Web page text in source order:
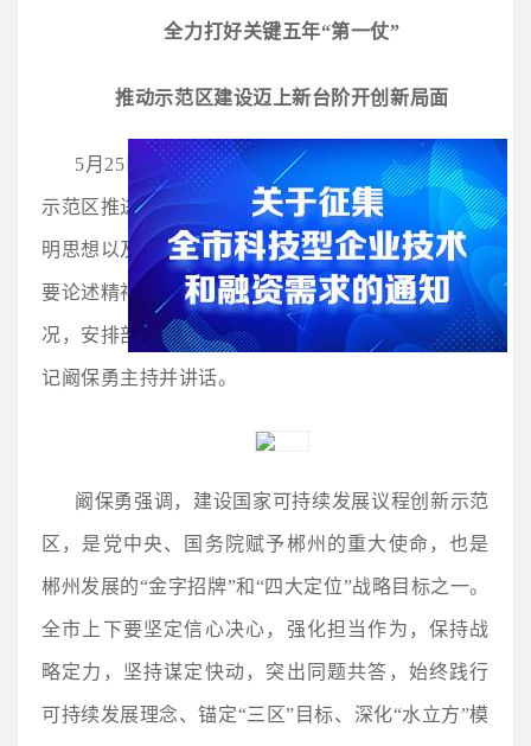
全力打好关键五年“第一仗”
推动示范区建设迈上新台阶开创新局面
5月25日，郴州市建设国家可持续发展议程创新
示范区推进大会召开，深入学习贯彻习近平生态文
明思想以及习近平总书记关于可持续发展议程的重
要论述精神，总结“十四五”以来示范区建设推进情
况，安排部署“十五五”及2026年重点工作。市委书
记阚保勇主持并讲话。
阚保勇强调，建设国家可持续发展议程创新示范
区，是党中央、国务院赋予郴州的重大使命，也是
郴州发展的“金字招牌”和“四大定位”战略目标之一。
全市上下要坚定信心决心，强化担当作为，保持战
略定力，坚持谋定快动，突出同题共答，始终践行
可持续发展理念、锚定“三区”目标、深化“水立方”模